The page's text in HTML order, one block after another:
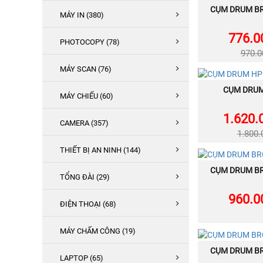
MÁY IN (380)
PHOTOCOPY (78)
MÁY SCAN (76)
MÁY CHIẾU (60)
CAMERA (357)
THIẾT BỊ AN NINH (144)
TỔNG ĐÀI (29)
ĐIỆN THOẠI (68)
MÁY CHẤM CÔNG (19)
LAPTOP (65)
HÀNG
CỤM DRUM
CÒN
HÀNGCỤM
CÒN
HÀNG
CỤM DRUM
CÒN
HÀNG
CỤM DRUM